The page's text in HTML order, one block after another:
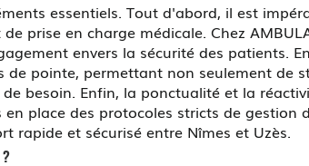
essentiels. Tout d'abord, il est
prise en charge médicale. Chez
envers la sécurité des patients.
pointe, permettant non seulement de
besoin. Enfin, la ponctualité et la
place des protocoles stricts de gestion
rapide et sécurisé entre Nîmes et Uzès.
?